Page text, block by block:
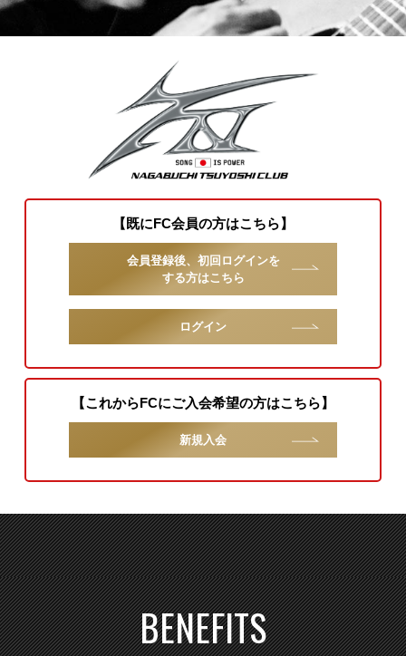
【既にFC会員の方はこちら】
会員登録後、初回ログインを
する方はこちら
ログイン
【これからFCにご入会希望の方はこちら】
新規入会
BENEFITS